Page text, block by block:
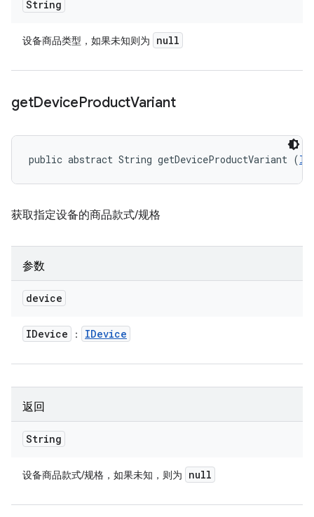
String
设备商品类型，如果未知则为 null
getDeviceProductVariant
public abstract String getDeviceProductVariant (
获取指定设备的商品款式/规格
参数
device
IDevice ： IDevice
返回
String
设备商品款式/规格，如果未知，则为 null